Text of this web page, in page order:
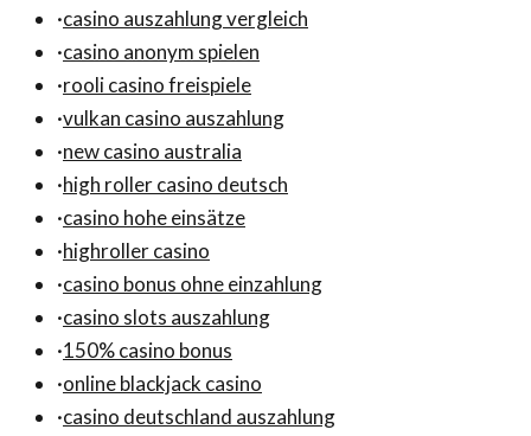
·casino auszahlung vergleich
·casino anonym spielen
·rooli casino freispiele
·vulkan casino auszahlung
·new casino australia
·high roller casino deutsch
·casino hohe einsätze
·highroller casino
·casino bonus ohne einzahlung
·casino slots auszahlung
·150% casino bonus
·online blackjack casino
·casino deutschland auszahlung